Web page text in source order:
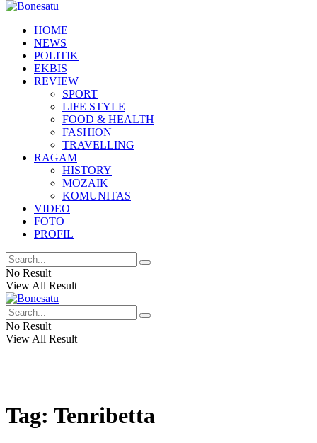
HOME
NEWS
POLITIK
EKBIS
REVIEW
SPORT
LIFE STYLE
FOOD & HEALTH
FASHION
TRAVELLING
RAGAM
HISTORY
MOZAIK
KOMUNITAS
VIDEO
FOTO
PROFIL
No Result
View All Result
No Result
View All Result
Tag: Tenribetta